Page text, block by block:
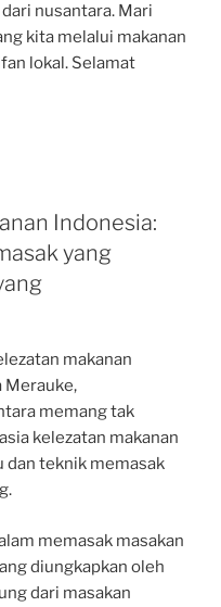
nusantara. Mari
kita melalui makanan
lokal. Selamat
Indonesia:
yang
makanan
Merauke,
memang tak
kelezatan makanan
dan teknik memasak
memasak masakan
diungkapkan oleh
dari masakan